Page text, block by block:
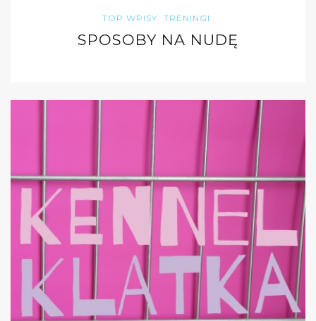
TOP WPISY TRENINGI
SPOSOBY NA NUDĘ